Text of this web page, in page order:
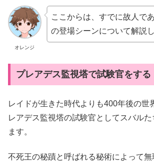
オレンジ
ここからは、すでに故人で
の登場シーンについて解説
プレアデス監視塔で試験官をする
レイドが生きた時代よりも400年後の世
レアデス監視塔の試験官としてスバル
ます。
不死王の秘蹟と呼ばれる秘術によって